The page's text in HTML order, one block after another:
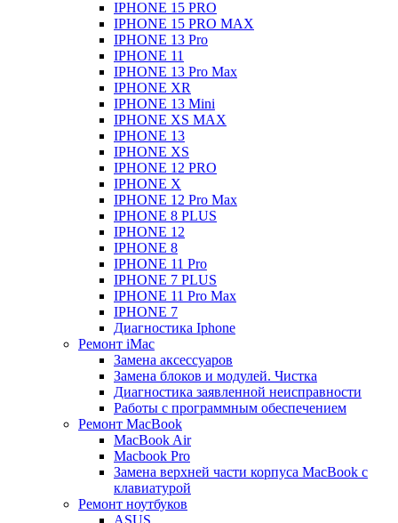
IPHONE 15 PRO
IPHONE 15 PRO MAX
IPHONE 13 Pro
IPHONE 11
IPHONE 13 Pro Max
IPHONE XR
IPHONE 13 Mini
IPHONE XS MAX
IPHONE 13
IPHONE XS
IPHONE 12 PRO
IPHONE X
IPHONE 12 Pro Max
IPHONE 8 PLUS
IPHONE 12
IPHONE 8
IPHONE 11 Pro
IPHONE 7 PLUS
IPHONE 11 Pro Max
IPHONE 7
Диагностика Iphone
Ремонт iMac
Замена аксессуаров
Замена блоков и модулей. Чистка
Диагностика заявленной неисправности
Работы с программным обеспечением
Ремонт MacBook
MacBook Air
Macbook Pro
Замена верхней части корпуса MacBook с
клавиатурой
Ремонт ноутбуков
ASUS